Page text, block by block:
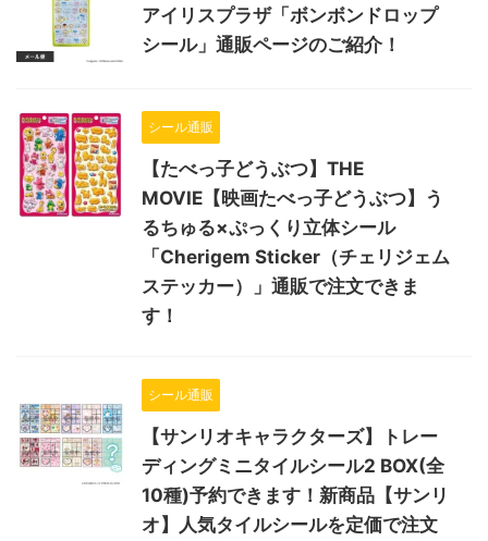
アイリスプラザ「ボンボンドロップ
シール」通販ページのご紹介！
シール通販
【たべっ子どうぶつ】THE
MOVIE【映画たべっ子どうぶつ】う
るちゅる×ぷっくり立体シール
「Cherigem Sticker（チェリジェム
ステッカー）」通販で注文できま
す！
シール通販
【サンリオキャラクターズ】トレー
ディングミニタイルシール2 BOX(全
10種)予約できます！新商品【サンリ
オ】人気タイルシールを定価で注文